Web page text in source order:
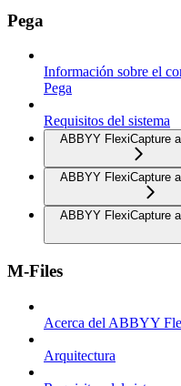
Pega
Información sobre el
Pega
Requisitos del sistema
ABBYY FlexiCapture
ABBYY FlexiCapture
ABBYY FlexiCapture
M-Files
Acerca del ABBYY
Arquitectura